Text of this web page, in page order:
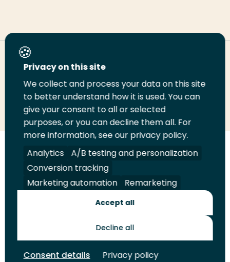
Deel deze pagina
Deel
LinkedIn
Deel
op
Twitter
Deel
op
Facebook
Email
deze
pagina
Print
deze
pagina
Volg
ons
op
LinkedIn
Volg
ons
op
Facebook
Volg
ons
op
YouTube
Volg
ons
op
Instagram
Juridisch Security A-Z Index
Contact
Toekomstmakers
Privacy on this site
We collect and process your data on this site
to better understand how it is used. You can
give your consent to all or selected
purposes, or you can decline them all. For
more information, see our privacy policy.
Analytics
A/B testing and personalization
Conversion tracking
Marketing automation
Remarketing
Accept all
Decline all
Consent details Privacy policy